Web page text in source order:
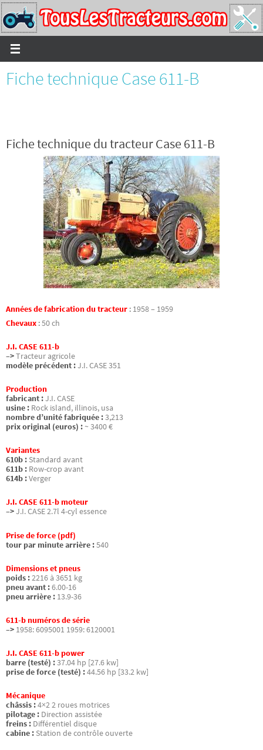
Passer
vers
le
contenu
Fiche technique Case 611-B
Fiche technique du tracteur Case 611-B
Années de fabrication du tracteur : 1958 – 1959
Chevaux :50 ch
J.I. CASE 611-b
–>Tracteur agricole
modèle précédent :J.I. CASE 351
Production
fabricant :J.I. CASE
usine : Rock island, illinois, usa
nombre d’unité fabriquée :3,213
prix original (euros) : ~ 3400 €
Variantes
610b : Standard avant
611b : Row-crop avant
614b :Verger
J.I. CASE 611-b moteur
–>J.I. CASE 2.7l 4-cyl essence
Prise de force (pdf)
tour par minute arrière :540
Dimensions et pneus
poids :2216 à 3651 kg
pneu avant :6.00-16
pneu arrière : 13.9-36
611-b numéros de série
–> 1958: 6095001 1959: 6120001
J.I. CASE 611-b power
barre (testé) :37.04 hp [27.6 kw]
prise de force (testé) :44.56 hp [33.2 kw]
Mécanique
châssis :4×2 2 roues motrices
pilotage : Direction assistée
freins : Différentiel disque
cabine : Station de contrôle ouverte